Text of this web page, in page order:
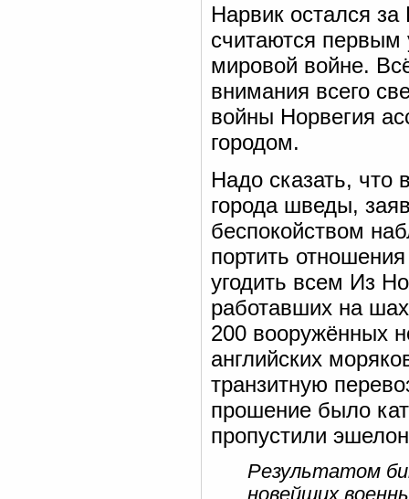
Нарвик остался
считаются
мировой войне.
внимания всего
войны Норвегия
городом.
Надо сказать, что
города шведы,
беспокойством
портить
угодить всем Из
работавших на
200 вооружённых
английских
транзитную
прошение было
пропустили
Результатом
новейших